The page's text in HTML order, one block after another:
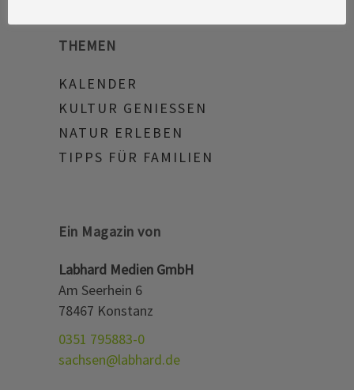
THEMEN
KALENDER
KULTUR GENIESSEN
NATUR ERLEBEN
TIPPS FÜR FAMILIEN
Ein Magazin von
Labhard Medien GmbH
Am Seerhein 6
78467 Konstanz
0351 795883-0
sachsen@labhard.de